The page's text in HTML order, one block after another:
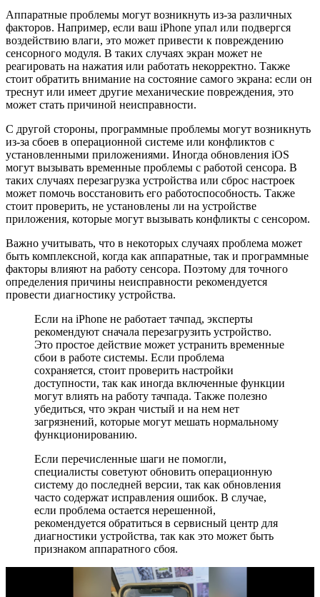
Аппаратные проблемы могут возникнуть из-за различных
факторов. Например, если ваш iPhone упал или подвергся
воздействию влаги, это может привести к повреждению
сенсорного модуля. В таких случаях экран может не
реагировать на нажатия или работать некорректно. Также
стоит обратить внимание на состояние самого экрана: если он
треснут или имеет другие механические повреждения, это
может стать причиной неисправности.
С другой стороны, программные проблемы могут возникнуть
из-за сбоев в операционной системе или конфликтов с
установленными приложениями. Иногда обновления iOS
могут вызывать временные проблемы с работой сенсора. В
таких случаях перезагрузка устройства или сброс настроек
может помочь восстановить его работоспособность. Также
стоит проверить, не установлены ли на устройстве
приложения, которые могут вызывать конфликты с сенсором.
Важно учитывать, что в некоторых случаях проблема может
быть комплексной, когда как аппаратные, так и программные
факторы влияют на работу сенсора. Поэтому для точного
определения причины неисправности рекомендуется
провести диагностику устройства.
Если на iPhone не работает тачпад, эксперты
рекомендуют сначала перезагрузить устройство.
Это простое действие может устранить временные
сбои в работе системы. Если проблема
сохраняется, стоит проверить настройки
доступности, так как иногда включенные функции
могут влиять на работу тачпада. Также полезно
убедиться, что экран чистый и на нем нет
загрязнений, которые могут мешать нормальному
функционированию.
Если перечисленные шаги не помогли,
специалисты советуют обновить операционную
систему до последней версии, так как обновления
часто содержат исправления ошибок. В случае,
если проблема остается нерешенной,
рекомендуется обратиться в сервисный центр для
диагностики устройства, так как это может быть
признаком аппаратного сбоя.